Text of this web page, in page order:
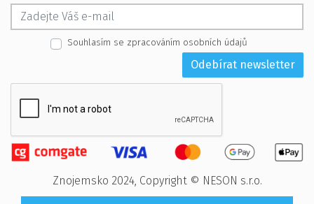
Souhlasím se zpracováním osobních údajů
Odebírat newsletter
Znojemsko 2024, Copyright © NESON s.r.o.